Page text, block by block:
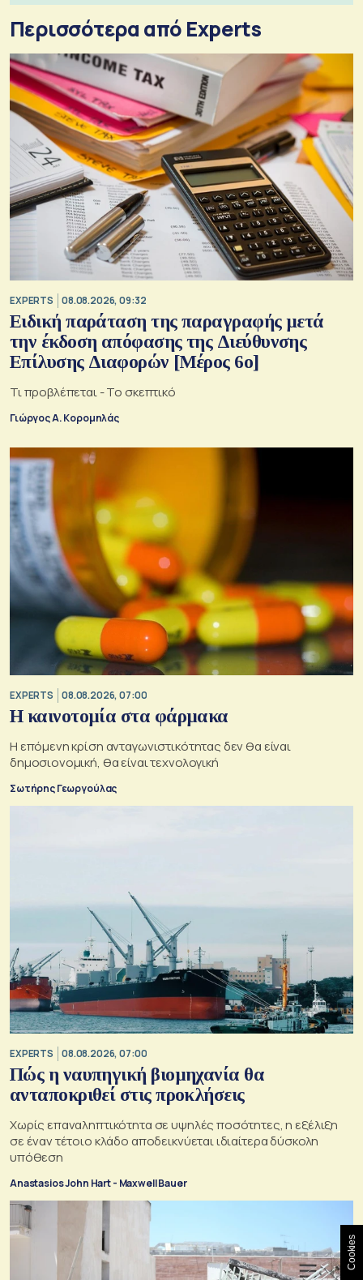
Περισσότερα από Experts
EXPERTS 08.08.2026, 09:32
Ειδική παράταση της παραγραφής μετά
την έκδοση απόφασης της Διεύθυνσης
Επίλυσης Διαφορών [Μέρος 6ο]
Τι προβλέπεται - Το σκεπτικό
Γιώργος Α. Κορομηλάς
EXPERTS 08.08.2026, 07:00
Η καινοτομία στα φάρμακα
Η επόμενη κρίση ανταγωνιστικότητας δεν θα είναι
δημοσιονομική, θα είναι τεχνολογική
Σωτήρης Γεωργούλας
EXPERTS 08.08.2026, 07:00
Πώς η ναυπηγική βιομηχανία θα
ανταποκριθεί στις προκλήσεις
Χωρίς επαναληπτικότητα σε υψηλές ποσότητες, η εξέλιξη
σε έναν τέτοιο κλάδο αποδεικνύεται ιδιαίτερα δύσκολη
υπόθεση
Anastasios John Hart - Maxwell Bauer
Cookies